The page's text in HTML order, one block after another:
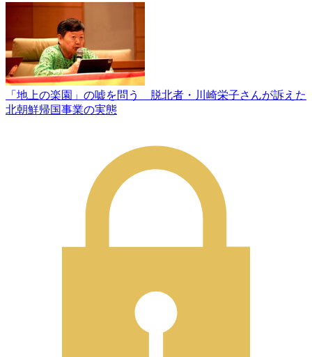
「地上の楽園」の嘘を問う 脱北者・川崎栄子さんが訴えた
北朝鮮帰国事業の実態